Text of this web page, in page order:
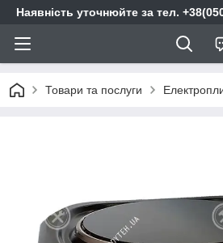
Наявність уточнюйте за тел.
Товари та послуги